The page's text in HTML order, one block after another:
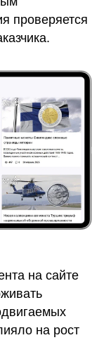
проверяется
на сайте
на рост